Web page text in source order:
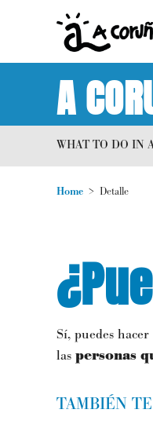
A
WHAT TO DO IN
Home Detalle
Sí, puedes
las personas
TAMBIÉN